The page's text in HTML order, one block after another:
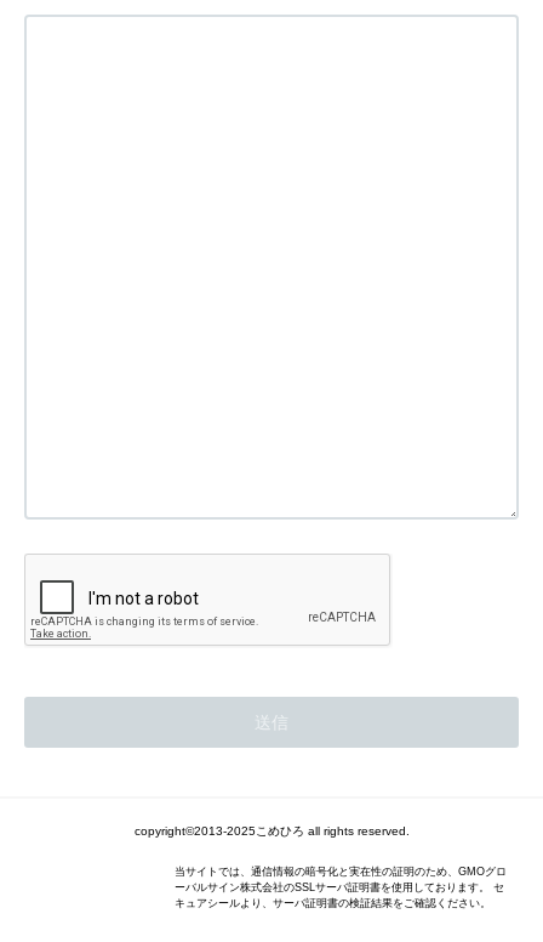
copyright©2013-2025こめひろ all rights reserved.
当サイトでは、通信情報の暗号化と実在性の証明のため、GMOグロ
ーバルサイン株式会社のSSLサーバ証明書を使用しております。 セ
キュアシールより、サーバ証明書の検証結果をご確認ください。